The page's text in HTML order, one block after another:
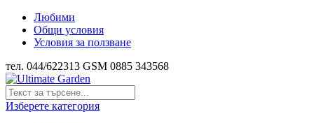
Любими
Общи условия
Условия за ползване
тел. 044/622313 GSM 0885 343568
Изберете категория